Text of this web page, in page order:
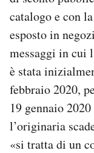
catalogo e con
esposto in
messaggi in cui
è stata
febbraio 2020,
19 gennaio
l’originaria
«si tratta di un